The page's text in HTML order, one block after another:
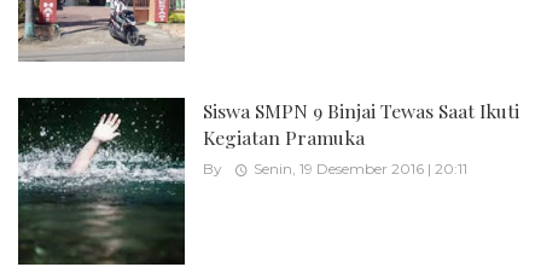
Siswa SMPN 9 Binjai Tewas Saat Ikuti
Kegiatan Pramuka
By Senin, 19 Desember 2016 | 20:11